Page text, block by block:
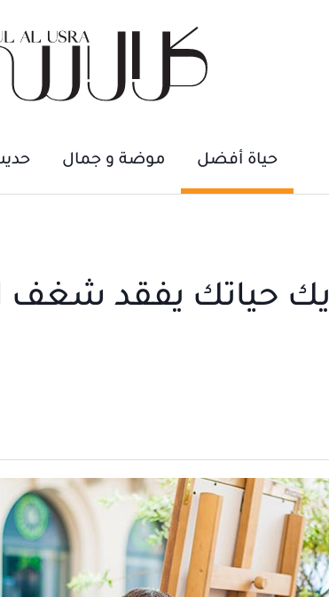
حياة أفضل موضة و جمال
حياتك يفقد شغف